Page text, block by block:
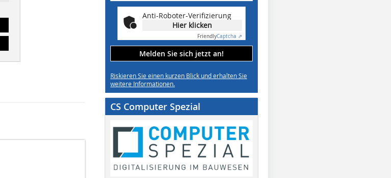
Anti-Roboter-Verifizierung
Hier klicken
FriendlyCaptcha ⇗
Melden Sie sich jetzt an!
Riskieren Sie einen kurzen Blick und erhalten Sie
weitere Informationen.
CS Computer Spezial